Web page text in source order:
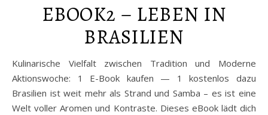
EBOOK2 – LEBEN IN
BRASILIEN
Kulinarische Vielfalt zwischen Tradition und Moderne
Aktionswoche: 1 E-Book kaufen — 1 kostenlos dazu
Brasilien ist weit mehr als Strand und Samba – es ist eine
Welt voller Aromen und Kontraste. Dieses eBook lädt dich